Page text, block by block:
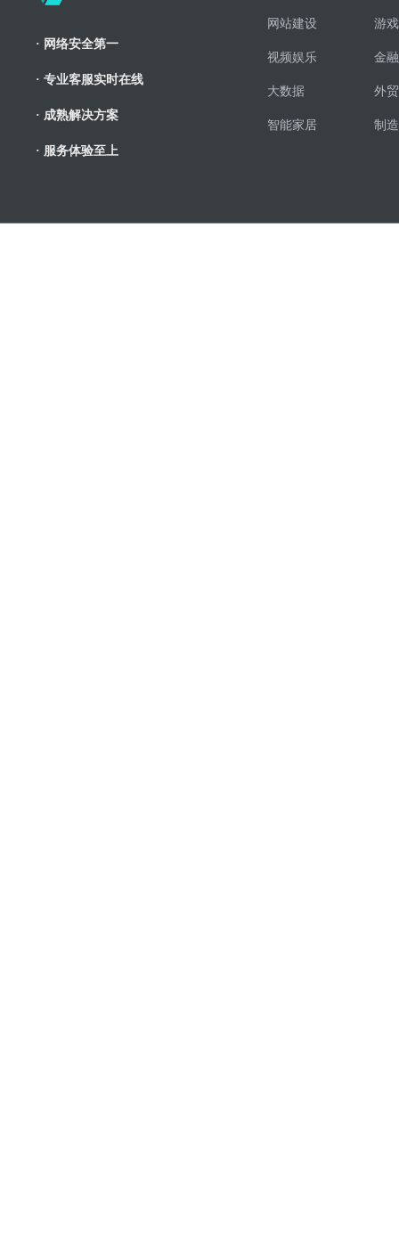
· 网络安全第一
· 专业客服实时在线
· 成熟解决方案
· 服务体验至上
网站建设 游
视频娱乐 金
大数据 外
智能家居 制